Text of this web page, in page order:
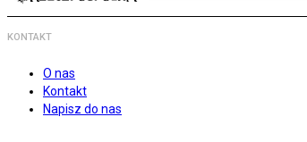
KONTAKT
O nas
Kontakt
Napisz do nas